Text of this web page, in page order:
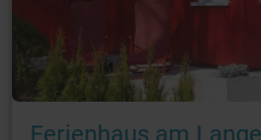
Ferienhaus am